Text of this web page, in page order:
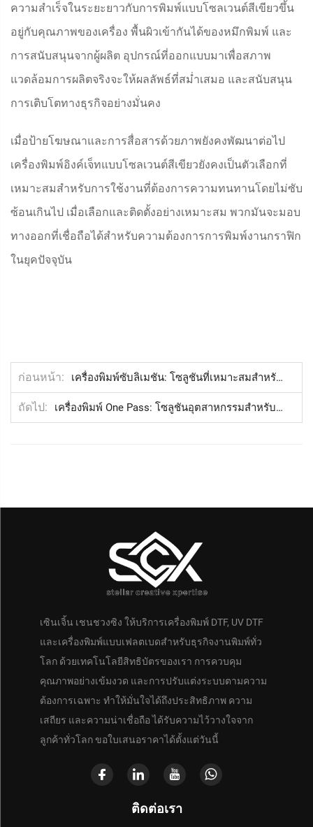
ความสำเร็จในระยะยาวกับการพิมพ์แบบโซลเวนต์สีเขียวขึ้น
อยู่กับคุณภาพของเครื่อง พื้นผิวเข้ากันได้ของหมึกพิมพ์ และ
การสนับสนุนจากผู้ผลิต อุปกรณ์ที่ออกแบบมาเพื่อสภาพ
แวดล้อมการผลิตจริงจะให้ผลลัพธ์ที่สม่ำเสมอ และสนับสนุน
การเติบโตทางธุรกิจอย่างมั่นคง
เมื่อป้ายโฆษณาและการสื่อสารด้วยภาพยังคงพัฒนาต่อไป
เครื่องพิมพ์อิงค์เจ็ทแบบโซลเวนต์สีเขียวยังคงเป็นตัวเลือกที่
เหมาะสมสำหรับการใช้งานที่ต้องการความทนทานโดยไม่ซับ
ซ้อนเกินไป เมื่อเลือกและติดตั้งอย่างเหมาะสม พวกมันจะมอบ
ทางออกที่เชื่อถือได้สำหรับความต้องการการพิมพ์งานกราฟิก
ในยุคปัจจุบัน
ก่อนหน้า เครื่องพิมพ์ซับลิเมชัน: โซลูชันที่เหมาะสมสำหรับการผลิตสิ่งทอและผ้าคุณภาพสูง
ถัดไป เครื่องพิมพ์ One Pass: โซลูชันอุตสาหกรรมสำหรับการพิมพ์ดิจิทัลความเร็วสูงและขนาดใหญ่
เซินเจิ้น เชนชวงซิง ให้บริการเครื่องพิมพ์ DTF, UV DTF
และเครื่องพิมพ์แบบเฟลตเบดสำหรับธุรกิจงานพิมพ์ทั่ว
โลก ด้วยเทคโนโลยีสิทธิบัตรของเรา การควบคุม
คุณภาพอย่างเข้มงวด และการปรับแต่งระบบตามความ
ต้องการเฉพาะ ทำให้มั่นใจได้ถึงประสิทธิภาพ ความ
เสถียร และความน่าเชื่อถือ ได้รับความไว้วางใจจาก
ลูกค้าทั่วโลก ขอใบเสนอราคาได้ตั้งแต่วันนี้
ติดต่อเรา